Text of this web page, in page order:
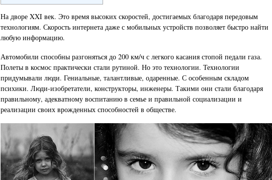
На дворе XXI век. Это время высоких скоростей, достигаемых благодаря передовым
технологиям. Скорость интернета даже с мобильных устройств позволяет быстро найти
любую информацию.
Автомобили способны разгоняться до 200 км/ч с легкого касания стопой педали газа.
Полеты в космос практически стали рутиной. Но это технологии. Технологии
придумывали люди. Гениальные, талантливые, одаренные. С особенным складом
психики. Люди-изобретатели, конструкторы, инженеры. Такими они стали благодаря
правильному, адекватному воспитанию в семье и правильной социализации и
реализации своих врожденных способностей в обществе.